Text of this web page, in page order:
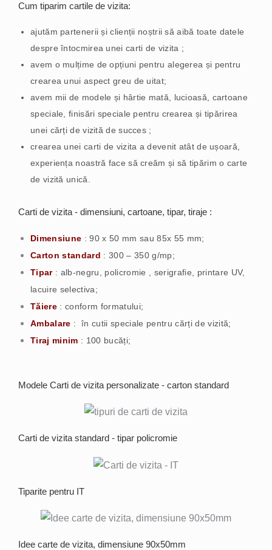
Cum tiparim cartile de vizita:
ajutăm partenerii și clienții noștrii să aibă toate datele
despre întocmirea unei carti de vizita ;
avem o mulțime de opțiuni pentru alegerea și pentru
crearea unui aspect greu de uitat;
avem mii de modele și hârtie mată, lucioasă, cartoane
speciale, finisări speciale pentru crearea și tipărirea
unei cărți de vizită de succes ;
crearea unei carti de vizita a devenit atât de ușoară,
experiența noastră face să creăm și să tipărim o carte
de vizită unică.
Carti de vizita - dimensiuni, cartoane, tipar, tiraje :
Dimensiune : 90 x 50 mm sau 85x 55 mm;
Carton standard : 300 – 350 g/mp;
Tipar: alb-negru, policromie , serigrafie, printare UV,
lacuire selectiva;
Tăiere : conform formatului;
Ambalare :
în cutii speciale pentru cărți de vizită;
Tiraj minim : 100 bucăți;
Modele Carti de vizita personalizate - carton standard
Carti de vizita standard - tipar policromie
Tiparite pentru IT
Idee carte de vizita, dimensiune 90x50mm